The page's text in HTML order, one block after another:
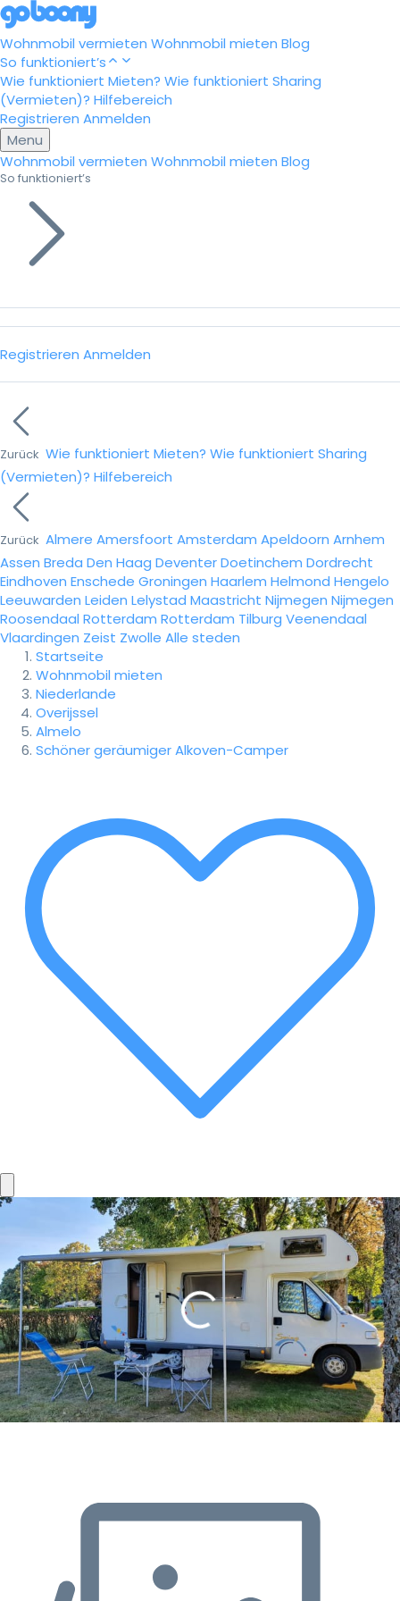
Wohnmobil vermieten Wohnmobil mieten Blog
So funktioniert’s
Wie funktioniert Mieten? Wie funktioniert Sharing
(Vermieten)? Hilfebereich
Registrieren Anmelden
Menu
Wohnmobil vermieten Wohnmobil mieten Blog
So funktioniert’s
Registrieren Anmelden
Zurück Wie funktioniert Mieten? Wie funktioniert Sharing
(Vermieten)? Hilfebereich
Zurück Almere Amersfoort Amsterdam Apeldoorn Arnhem
Assen Breda Den Haag DeventerDoetinchem Dordrecht
Eindhoven Enschede Groningen Haarlem Helmond Hengelo
Leeuwarden Leiden Lelystad Maastricht Nijmegen Nijmegen
Roosendaal Rotterdam Rotterdam Tilburg Veenendaal
Vlaardingen Zeist Zwolle Alle steden
Startseite
Wohnmobil mieten
Niederlande
Overijssel
Almelo
Schöner geräumiger Alkoven-Camper